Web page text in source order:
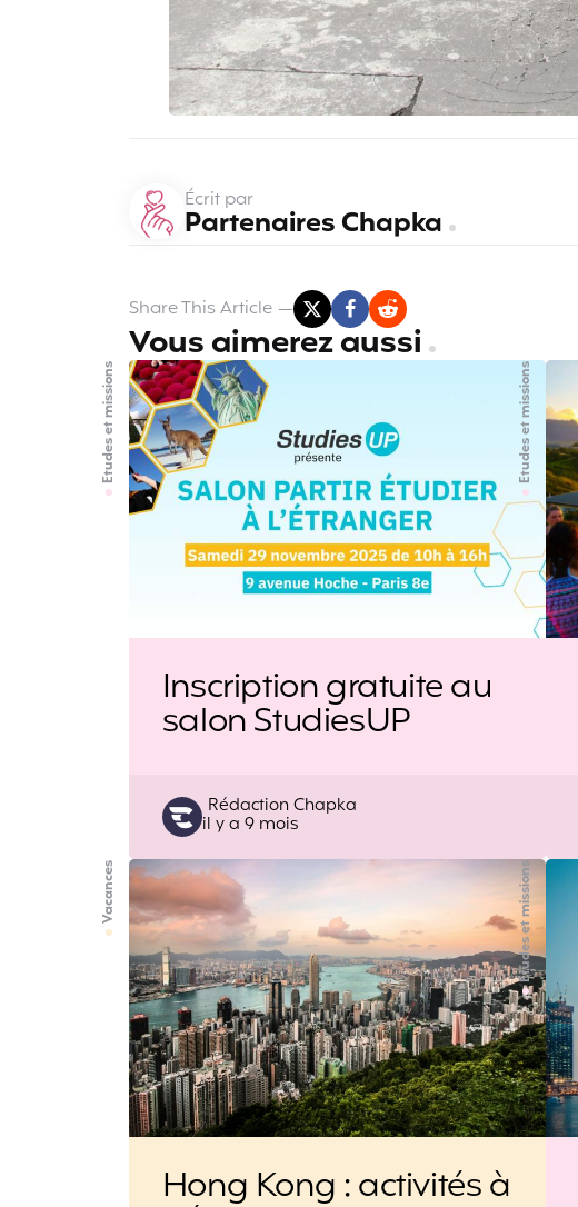
Écrit par
Partenaires Chapka
ShareThis Article
Vous aimerez aussi
Etudes et missions
Inscription gratuite au
salon StudiesUP
Posted
by
Rédaction Chapka
il y a 9 mois
Etudes et missions
Vacances
Hong Kong : activités à
Etudes et missions